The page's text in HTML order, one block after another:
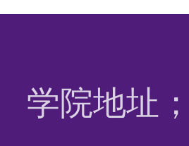
学院地址